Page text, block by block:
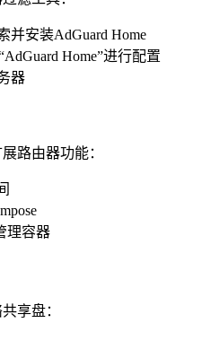
并安装AdGuard Home
Home”进行配置
器
路由器功能：
理容器
享盘：